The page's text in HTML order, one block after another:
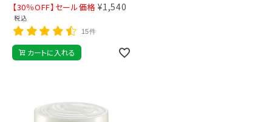
【30％OFF】セール価格 ¥1,540
税込
15件
カートに入れる